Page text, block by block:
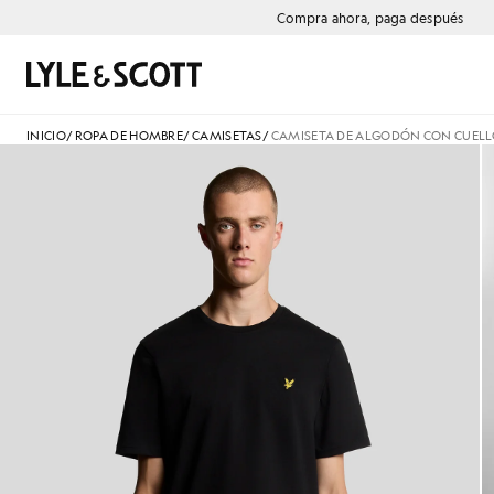
Compra ahora, paga después
Buscar
INICIO/ ROPA DE HOMBRE/CAMISETAS/CAMISETA DE ALGODÓN CON